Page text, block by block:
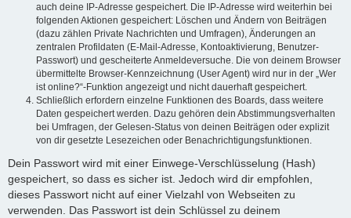
auch deine IP-Adresse gespeichert. Die IP-Adresse wird weiterhin bei
folgenden Aktionen gespeichert: Löschen und Ändern von Beiträgen
(dazu zählen Private Nachrichten und Umfragen), Änderungen an
zentralen Profildaten (E-Mail-Adresse, Kontoaktivierung, Benutzer-
Passwort) und gescheiterte Anmeldeversuche. Die von deinem Browser
übermittelte Browser-Kennzeichnung (User Agent) wird nur in der „Wer
ist online?“-Funktion angezeigt und nicht dauerhaft gespeichert.
Schließlich erfordern einzelne Funktionen des Boards, dass weitere
Daten gespeichert werden. Dazu gehören dein Abstimmungsverhalten
bei Umfragen, der Gelesen-Status von deinen Beiträgen oder explizit
von dir gesetzte Lesezeichen oder Benachrichtigungsfunktionen.
Dein Passwort wird mit einer Einwege-Verschlüsselung (Hash)
gespeichert, so dass es sicher ist. Jedoch wird dir empfohlen,
dieses Passwort nicht auf einer Vielzahl von Webseiten zu
verwenden. Das Passwort ist dein Schlüssel zu deinem